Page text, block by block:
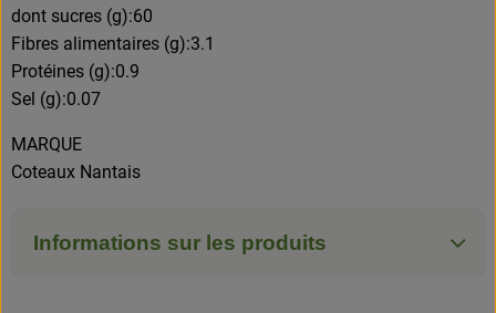
dont sucres (g):60
Fibres alimentaires (g):3.1
Protéines (g):0.9
Sel (g):0.07
MARQUE
Coteaux Nantais
Informations sur les produits